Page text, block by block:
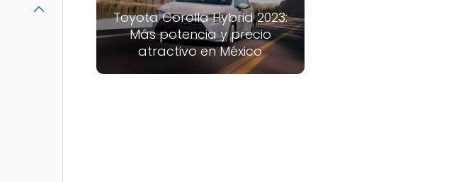
Toyota Corolla Hybrid 2023:
Más potencia y precio
atractivo en México